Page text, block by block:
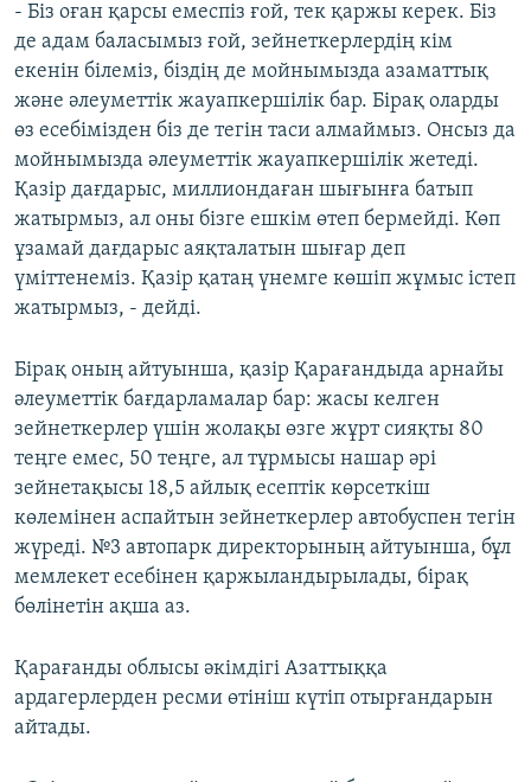
- Біз оған қарсы емеспіз ғой, тек қаржы керек. Біз
де адам баласымыз ғой, зейнеткерлердің кім
екенін білеміз, біздің де мойнымызда азаматтық
және әлеуметтік жауапкершілік бар. Бірақ оларды
өз есебімізден біз де тегін таси алмаймыз. Онсыз да
мойнымызда әлеуметтік жауапкершілік жетеді.
Қазір дағдарыс, миллиондаған шығынға батып
жатырмыз, ал оны бізге ешкім өтеп бермейді. Көп
ұзамай дағдарыс аяқталатын шығар деп
үміттенеміз. Қазір қатаң үнемге көшіп жұмыс істеп
жатырмыз, - дейді.
Бірақ оның айтуынша, қазір Қарағандыда арнайы
әлеуметтік бағдарламалар бар: жасы келген
зейнеткерлер үшін жолақы өзге жұрт сияқты 80
теңге емес, 50 теңге, ал тұрмысы нашар әрі
зейнетақысы 18,5 айлық есептік көрсеткіш
көлемінен аспайтын зейнеткерлер автобуспен тегін
жүреді. №3 автопарк директорының айтуынша, бұл
мемлекет есебінен қаржыландырылады, бірақ
бөлінетін ақша аз.
Қарағанды облысы әкімдігі Азаттыққа
ардагерлерден ресми өтініш күтіп отырғандарын
айтады.